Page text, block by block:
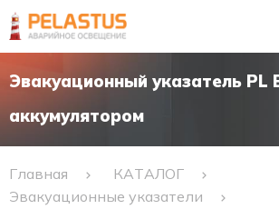
Эвакуационный указатель PL
аккумулятором
Главная
КАТАЛОГ
Эвакуационные указатели